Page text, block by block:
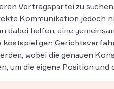
Vertragspartei zu
Kommunikation
dabei helfen, eine
kostspieligen
wobei die genauen
um die eigene Position